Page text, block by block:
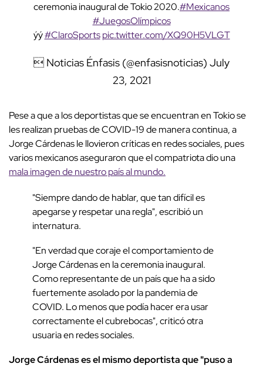
ceremonia inaugural de Tokio 2020.#Mexicanos
#JuegosOlímpicos
ýý#ClaroSports pic.twitter.com/XQ90H5VLGT
 Noticias Énfasis (@enfasisnoticias) July
23, 2021
Pese a que a los deportistas que se encuentran en Tokio se
les realizan pruebas de COVID-19 de manera continua, a
Jorge Cárdenas le llovieron críticas en redes sociales, pues
varios mexicanos aseguraron que el compatriota dio una
mala imagen de nuestro país al mundo.
"Siempre dando de hablar, que tan difícil es
apegarse y respetar una regla", escribió un
internatura.
"En verdad que coraje el comportamiento de
Jorge Cárdenas en la ceremonia inaugural.
Como representante de un país que ha a sido
fuertemente asolado por la pandemia de
COVID. Lo menos que podía hacer era usar
correctamente el cubrebocas", criticó otra
usuaria en redes sociales.
Jorge Cárdenas es el mismo deportista que "puso a